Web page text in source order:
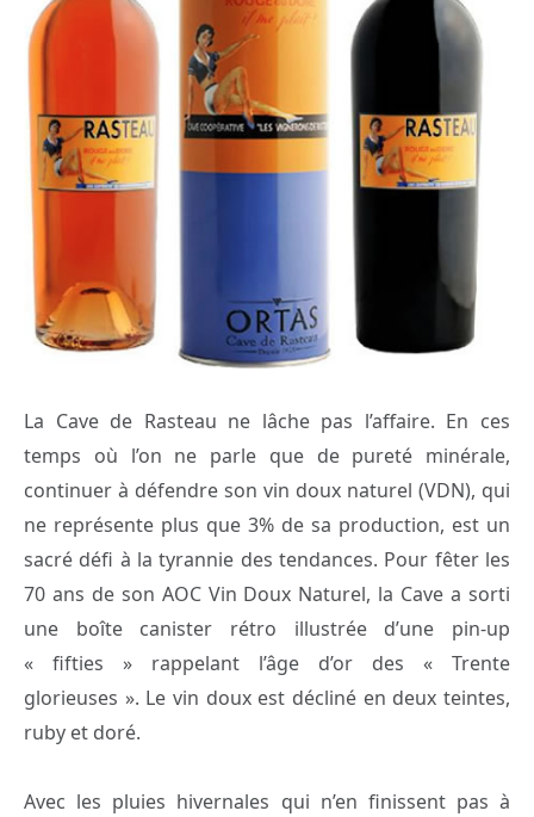
La Cave de Rasteau ne lâche pas l’affaire. En ces
temps où l’on ne parle que de pureté minérale,
continuer à défendre son vin doux naturel (VDN), qui
ne représente plus que 3% de sa production, est un
sacré défi à la tyrannie des tendances. Pour fêter les
70 ans de son AOC Vin Doux Naturel, la Cave a sorti
une boîte canister rétro illustrée d’une pin-up
« fifties » rappelant l’âge d’or des « Trente
glorieuses ». Le vin doux est décliné en deux teintes,
ruby et doré.
Avec les pluies hivernales qui n’en finissent pas à